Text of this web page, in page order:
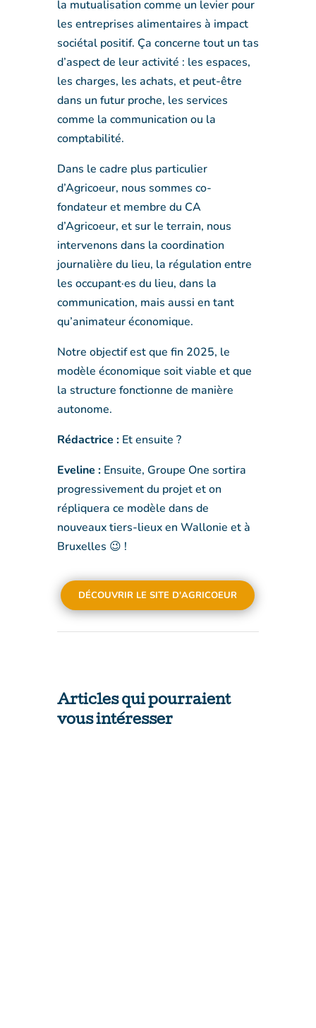
la mutualisation comme un levier pour
les entreprises alimentaires à impact
sociétal positif. Ça concerne tout un tas
d’aspect de leur activité : les espaces,
les charges, les achats, et peut-être
dans un futur proche, les services
comme la communication ou la
comptabilité.
Dans le cadre plus particulier
d’Agricoeur, nous sommes co-
fondateur et membre du CA
d’Agricoeur, et sur le terrain, nous
intervenons dans la coordination
journalière du lieu, la régulation entre
les occupant·es du lieu, dans la
communication, mais aussi en tant
qu’animateur économique.
Notre objectif est que fin 2025, le
modèle économique soit viable et que
la structure fonctionne de manière
autonome.
Rédactrice :Et ensuite ?
Eveline :Ensuite, Groupe One sortira
progressivement du projet et on
répliquera ce modèle dans de
nouveaux tiers-lieux en Wallonie et à
Bruxelles 😉 !
DÉCOUVRIR LE SITE D'AGRICOEUR
Articles qui pourraient
vous intéresser